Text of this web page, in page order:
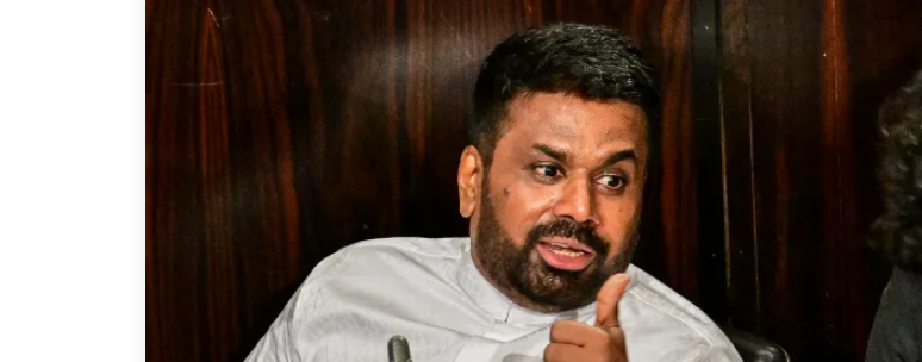
PROGRAMMES
Initiative indo-pacifique
Dialogues et tables rondes
Centre sur les minéraux critiques
du Canada et de l’Indo-Pacifique
Enjeux émergents
En éducation
Missions commerciales féminines
Partenaires institutionnels
ÉVÉNEMENTS
Tous les événements
Canada